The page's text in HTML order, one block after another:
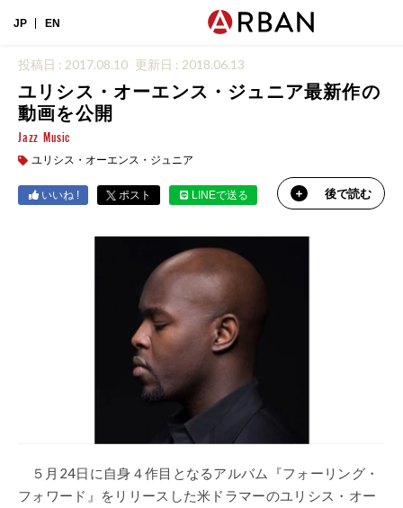
JP EN
投稿日 : 2017.08.10 更新日 : 2018.06.13
ユリシス・オーエンス・ジュニア最新作の
動画を公開
Jazz Music
ユリシス・オーエンス・ジュニア
いいね ! ポスト LINEで送る 後で読む
５月24日に自身４作目となるアルバム『フォーリング・
フォワード』をリリースした米ドラマーのユリシス・オー